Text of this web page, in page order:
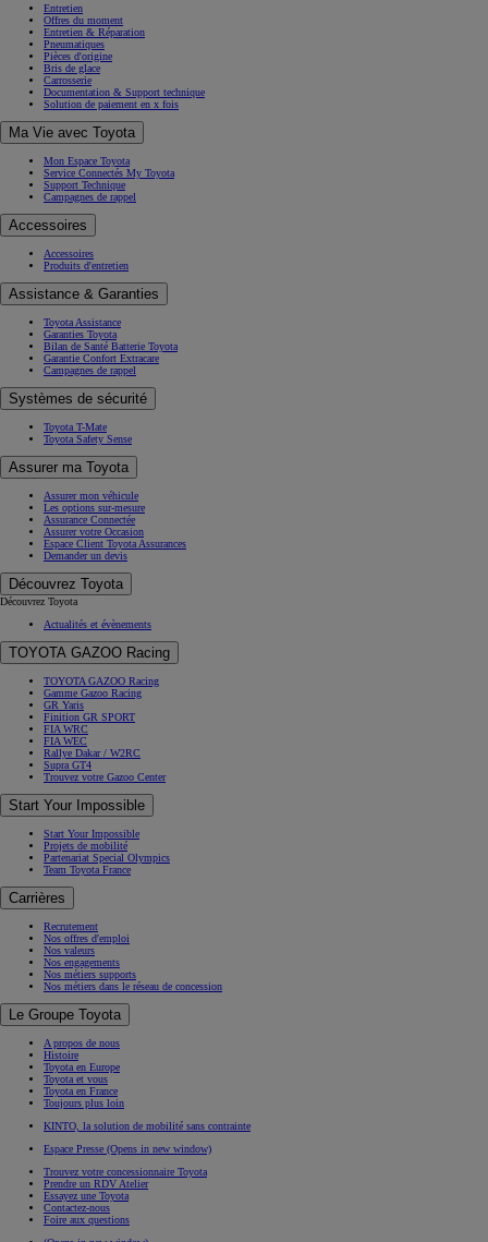
Entretien
Offres du moment
Entretien & Réparation
Pneumatiques
Pièces d'origine
Bris de glace
Carrosserie
Documentation & Support technique
Solution de paiement en x fois
Ma Vie avec Toyota
Mon Espace Toyota
Service Connectés My Toyota
Support Technique
Campagnes de rappel
Accessoires
Accessoires
Produits d'entretien
Assistance & Garanties
Toyota Assistance
Garanties Toyota
Bilan de Santé Batterie Toyota
Garantie Confort Extracare
Campagnes de rappel
Systèmes de sécurité
Toyota T-Mate
Toyota Safety Sense
Assurer ma Toyota
Assurer mon véhicule
Les options sur-mesure
Assurance Connectée
Assurer votre Occasion
Espace Client Toyota Assurances
Demander un devis
Découvrez Toyota
Découvrez Toyota
Actualités et évènements
TOYOTA GAZOO Racing
TOYOTA GAZOO Racing
Gamme Gazoo Racing
GR Yaris
Finition GR SPORT
FIA WRC
FIA WEC
Rallye Dakar / W2RC
Supra GT4
Trouvez votre Gazoo Center
Start Your Impossible
Start Your Impossible
Projets de mobilité
Partenariat Special Olympics
Team Toyota France
Carrières
Recrutement
Nos offres d'emploi
Nos valeurs
Nos engagements
Nos métiers supports
Nos métiers dans le réseau de concession
Le Groupe Toyota
A propos de nous
Histoire
Toyota en Europe
Toyota et vous
Toyota en France
Toujours plus loin
KINTO, la solution de mobilité sans contrainte
Espace Presse (Opens in new window)
Trouvez votre concessionnaire Toyota
Prendre un RDV Atelier
Essayez une Toyota
Contactez-nous
Foire aux questions